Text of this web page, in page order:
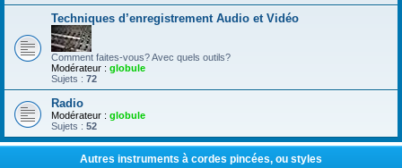
Techniques d’enregistrement Audio et Vidéo
Comment faites-vous? Avec quels outils?
Modérateur : globule
Sujets : 72
Radio
Modérateur : globule
Sujets : 52
Autres instruments à cordes pincées, ou styles